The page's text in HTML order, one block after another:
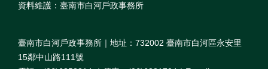
資料維護：臺南市白河戶政事務所
臺南市白河戶政事務所｜地址：732002 臺南市白河區永安里
15鄰中山路111號